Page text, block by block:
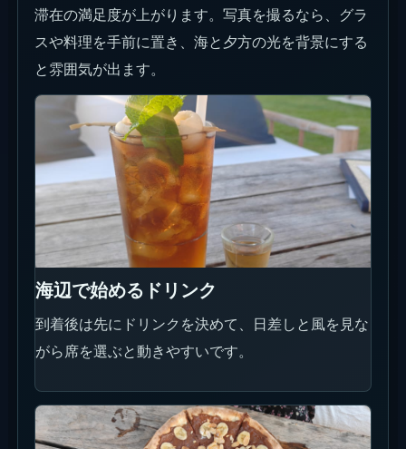
滞在の満足度が上がります。写真を撮るなら、グラ
スや料理を手前に置き、海と夕方の光を背景にする
と雰囲気が出ます。
海辺で始めるドリンク
到着後は先にドリンクを決めて、日差しと風を見な
がら席を選ぶと動きやすいです。